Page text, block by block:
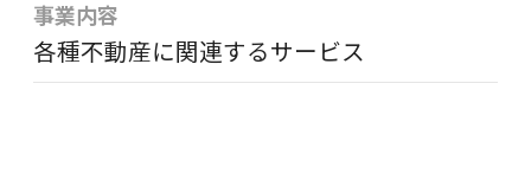
事業内容
各種不動産に関連するサービス